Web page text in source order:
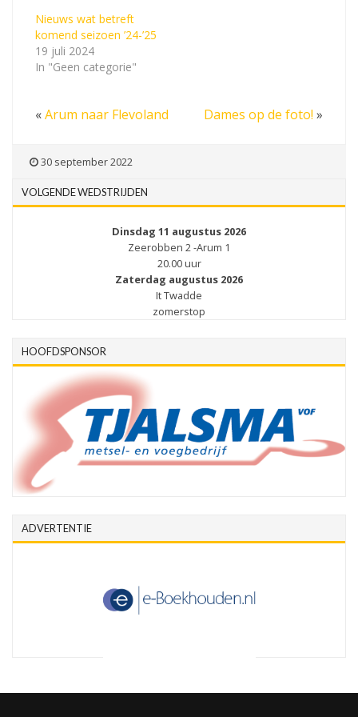
Nieuws wat betreft
komend seizoen ’24-’25
19 juli 2024
In "Geen categorie"
«Arum naar Flevoland Dames op de foto! »
30 september 2022
VOLGENDE WEDSTRIJDEN
Dinsdag 11 augustus 2026
Zeerobben 2 -Arum 1
20.00 uur
Zaterdag augustus 2026
It Twadde
zomerstop
HOOFDSPONSOR
ADVERTENTIE